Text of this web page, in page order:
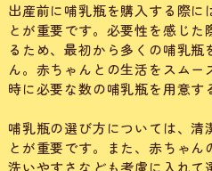
出産前に哺乳瓶を購入する際に
とが重要です。必要性を感じ
るため、最初から多くの哺乳
ん。赤ちゃんとの生活をスムー
時に必要な数の哺乳瓶を用意す
哺乳瓶の選び方については、清
とが重要です。また、赤ちゃん